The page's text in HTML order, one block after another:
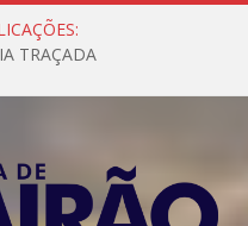
TRAÇADA